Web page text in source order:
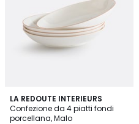
LA REDOUTE INTERIEURS
Confezione da 4 piatti fondi
porcellana, Malo
4.7
/ 5